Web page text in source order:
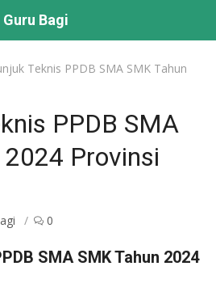
Guru Bagi
Teknis PPDB SMA SMK Tahun
PPDB SMA
2024 Provinsi
0
SMA SMK Tahun 2024